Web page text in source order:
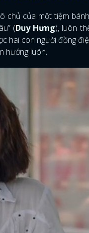
ĐĂNG
FACEBOOK
chủ của một tiệm
(Duy Hưng), luôn
hai con người đồng
hướng luôn.